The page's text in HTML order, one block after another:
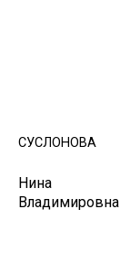
СУСЛОНОВА
Нина
Владимировна